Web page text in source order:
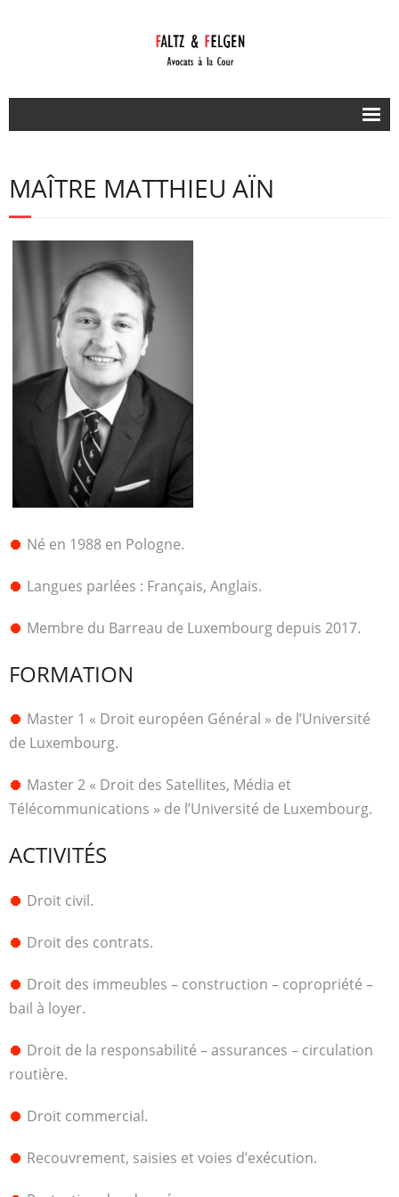
Nos compétences
- Etude Faltz & Felgen
- Family Office / Domiciliation
De vous à nous
MAÎTRE MATTHIEU AÏN
Né en 1988 en Pologne.
Langues parlées : Français, Anglais.
Membre du Barreau de Luxembourg depuis 2017.
FORMATION
Master 1 « Droit européen Général » de l’Université
de Luxembourg.
Master 2 « Droit des Satellites, Média et
Télécommunications » de l’Université de Luxembourg.
ACTIVITÉS
Droit civil.
Droit des contrats.
Droit des immeubles – construction – copropriété –
bail à loyer.
Droit de la responsabilité – assurances – circulation
routière.
Droit commercial.
Recouvrement, saisies et voies d’exécution.